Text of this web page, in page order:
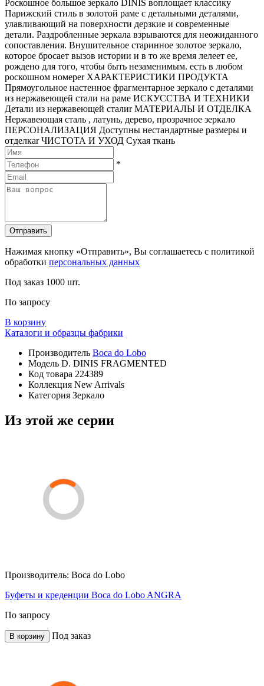
Роскошное большое зеркало DINIS воплощает классику
Парижский стиль в золотой раме с детальными деталями,
улавливающий на поверхности дерзкие и современные
детали. Раздробленные зеркала взрываются для неожиданного
сопоставления. Внушительное старинное золотое зеркало,
которое бросает вызов истории и в то же время лелеет ее,
рождено для того, чтобы быть незаменимым. есть в любом
роскошном номереr ХАРАКТЕРИСТИКИ ПРОДУКТА
Прямоугольное настенное фрагментарное зеркало с деталями
из нержавеющей стали на раме ИСКУССТВА И ТЕХНИКИ
Детали из нержавеющей сталиr МАТЕРИАЛЫ И ОТДЕЛКА
Нержавеющая сталь , латунь, дерево, прозрачное зеркало
ПЕРСОНАЛИЗАЦИЯ Доступны нестандартные размеры и
отделкаr ЧИСТОТА И УХОД Сухая ткань
*
Отправить
Нажимая кнопку «Отправить», Вы соглашаетесь с политикой
обработки персональных данных
Под заказ 1000 шт.
По запросу
В корзину
Каталоги и образцы фабрики
Производитель Boca do Lobo
Модель D. DINIS FRAGMENTED
Код товара 224389
Коллекция New Arrivals
Категория Зеркало
Из этой же серии
Производитель: Boca do Lobo
Буфеты и креденции Boca do Lobo ANGRA
По запросу
В корзину Под заказ